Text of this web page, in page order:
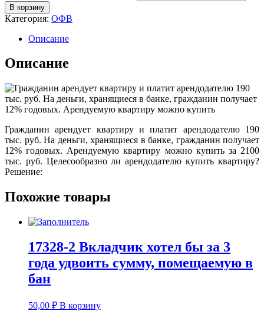
В корзину
Категория: ОФВ
Описание
Описание
Гражданин арендует квартиру и платит арендодателю 190
тыс. руб. На деньги, хранящиеся в банке, гражданин получает
12% годовых. Арендуемую квартиру можно купить за 2100
тыс. руб. Целесообразно ли арендодателю купить квартиру?
Решение:
Похожие товары
17328-2 Вкладчик хотел бы за 3
года удвоить сумму, помещаемую в
бан
50,00 ₽ В корзину